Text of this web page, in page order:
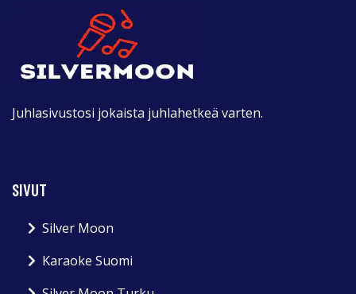
Juhlasivustosi jokaista juhlahetkeä varten.
SIVUT
Silver Moon
Karaoke Suomi